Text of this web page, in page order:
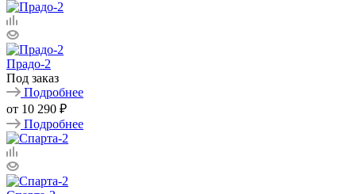
Прадо-2
Под заказ
Подробнее
от 10 290 ₽
Подробнее